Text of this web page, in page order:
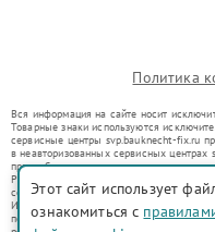
Политика
Вся информация на сайте носит
Товарные знаки используются
сервисные центры svp.bauknecht-fix.ru
в неавторизованных сервисных
правообладателями товарных знаков
Ремонт осуществляется для устройств,
со статьей 1487 ГК РФ.
Использование товарных знаков не
потребителей в заблуждение, а служит
Этот сайт использует
ознакомиться с